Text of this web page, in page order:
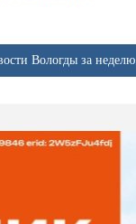
Вологды за неделю